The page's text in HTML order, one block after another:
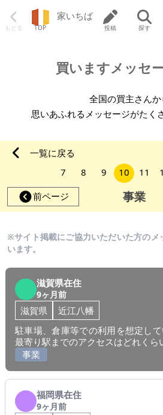
もどる TOP
家いちば
投稿 探す
買いますメッセ
全国の買主さんか
思いあふれるメッセージがたく
一覧に戻る
7
8 9 10 11
前ページ
事業
※サイト掲載にご協力いただいた方のメ
います。
滋賀県在住
9ヶ月前
滋賀県
近江八幡
駐車場、倉庫等での利用を想定し
最寄り駅までのアクセスはどれくら
事業
福岡県在住
9ヶ月前